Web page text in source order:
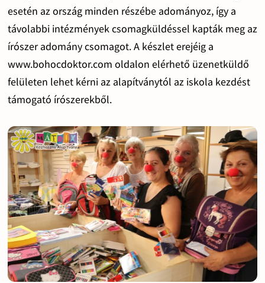
esetén az ország minden részébe adományoz, így a
távolabbi intézmények csomagküldéssel kapták meg az
írószer adomány csomagot. A készlet erejéig a
www.bohocdoktor.com oldalon elérhető üzenetküldő
felületen lehet kérni az alapítványtól az iskola kezdést
támogató írószerekből.